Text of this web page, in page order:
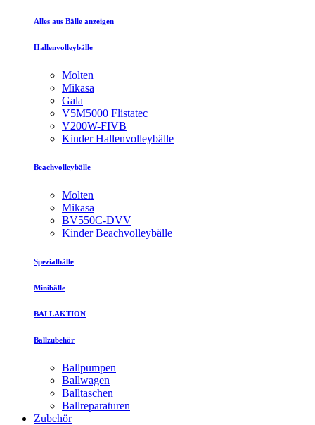
Alles aus Bälle anzeigen
Hallenvolleybälle
Molten
Mikasa
Gala
V5M5000 Flistatec
V200W-FIVB
Kinder Hallenvolleybälle
Beachvolleybälle
Molten
Mikasa
BV550C-DVV
Kinder Beachvolleybälle
Spezialbälle
Minibälle
BALLAKTION
Ballzubehör
Ballpumpen
Ballwagen
Balltaschen
Ballreparaturen
Zubehör